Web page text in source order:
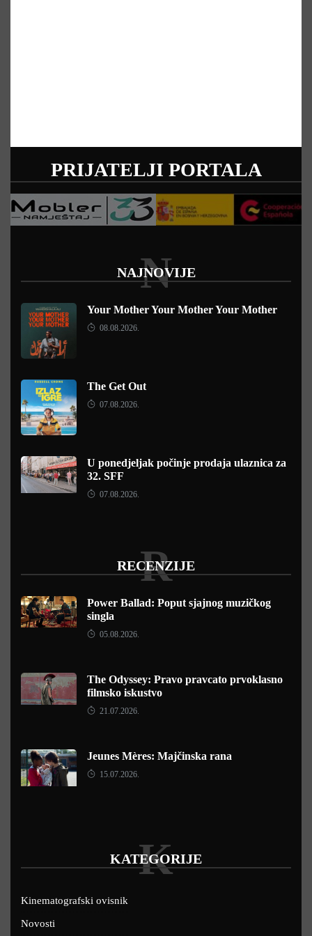
PRIJATELJI PORTALA
NAJNOVIJE
N
Your Mother Your Mother Your Mother
08.08.2026.
The Get Out
07.08.2026.
U ponedjeljak počinje prodaja ulaznica za
32. SFF
07.08.2026.
RECENZIJE
R
Power Ballad: Poput sjajnog muzičkog
singla
05.08.2026.
The Odyssey: Pravo pravcato prvoklasno
filmsko iskustvo
21.07.2026.
Jeunes Mères: Majčinska rana
15.07.2026.
KATEGORIJE
K
Kinematografski ovisnik
Novosti